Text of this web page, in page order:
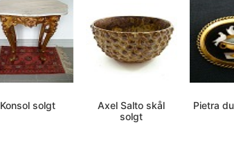
Konsol solgt
Axel Salto skål
solgt
Pietra